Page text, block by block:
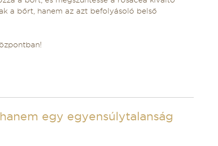
a bőrt, hanem az azt befolyásoló belső
egy egyensúlytalanság